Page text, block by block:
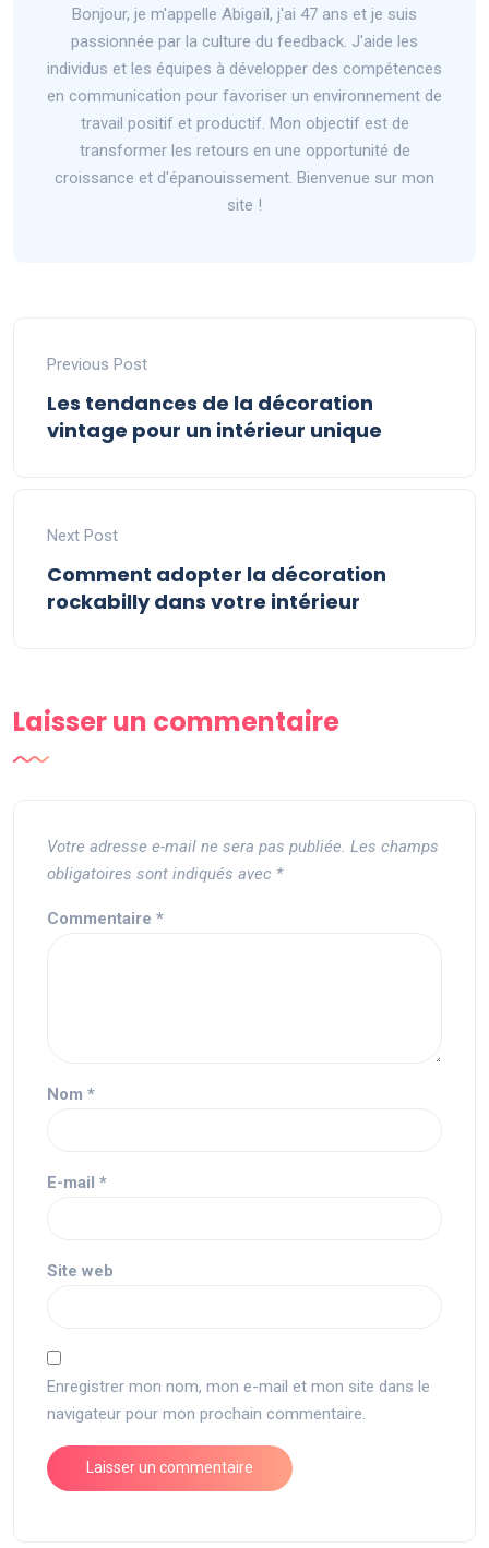
Bonjour, je m'appelle Abigaïl, j'ai 47 ans et je suis
passionnée par la culture du feedback. J'aide les
individus et les équipes à développer des compétences
en communication pour favoriser un environnement de
travail positif et productif. Mon objectif est de
transformer les retours en une opportunité de
croissance et d'épanouissement. Bienvenue sur mon
site !
Previous Post
Les tendances de la décoration
vintage pour un intérieur unique
Next Post
Comment adopter la décoration
rockabilly dans votre intérieur
Laisser un commentaire
Votre adresse e-mail ne sera pas publiée. Les champs
obligatoires sont indiqués avec *
Commentaire *
Nom *
E-mail *
Site web
Enregistrer mon nom, mon e-mail et mon site dans le
navigateur pour mon prochain commentaire.